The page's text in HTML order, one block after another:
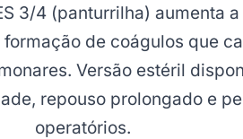
3/4 (panturrilha) aumenta
de coágulos que
Versão estéril
repouso prolongado e
operatórios.